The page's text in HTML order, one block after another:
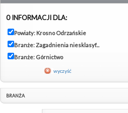
0 INFORMACJI DLA:
Powiaty: Krosno Odrzańskie
Branże: Zagadnienia niesklasyf...
Branże: Górnictwo
wyczyść
BRANŻA